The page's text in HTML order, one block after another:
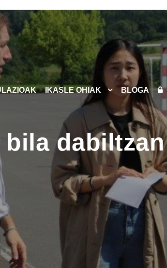
IKASLE OHIAK BLOGA
dabiltzan